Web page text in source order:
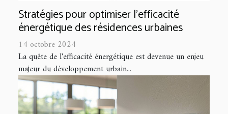
Stratégies pour optimiser l'efficacité
énergétique des résidences urbaines
14 octobre 2024
La quête de l'efficacité énergétique est devenue un enjeu
majeur du développement urbain...